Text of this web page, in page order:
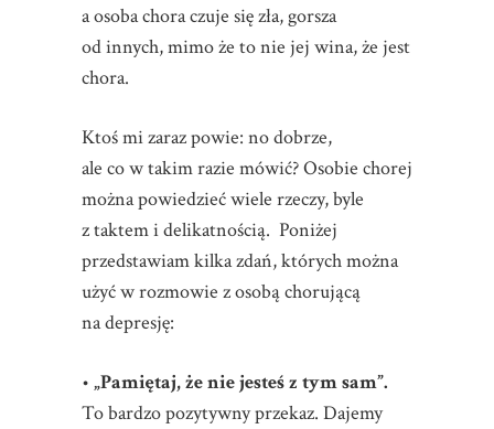
a osoba chora czuje się zła, gorsza
od innych, mimo że to nie jej wina, że jest
chora.
Ktoś mi zaraz powie: no dobrze,
ale co w takim razie mówić? Osobie chorej
można powiedzieć wiele rzeczy, byle
z taktem i delikatnością. Poniżej
przedstawiam kilka zdań, których można
użyć w rozmowie z osobą chorującą
na depresję:
• „Pamiętaj, że nie jesteś z tym sam”.
To bardzo pozytywny przekaz. Dajemy